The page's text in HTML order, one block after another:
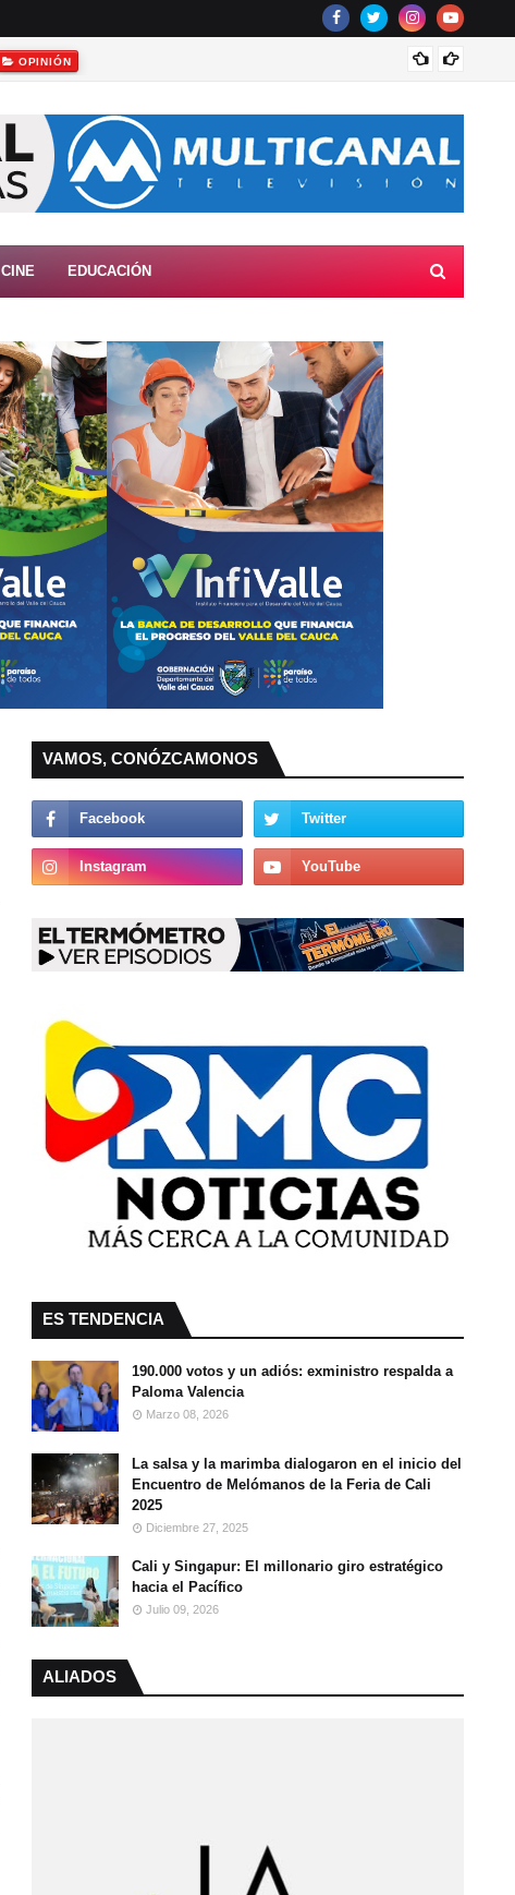
OPINIÓN
CINE EDUCACIÓN
VAMOS, CONÓZCAMONOS
ES TENDENCIA
190.000 votos y un adiós: exministro respalda a
Paloma Valencia
Marzo 08, 2026
La salsa y la marimba dialogaron en el inicio del
Encuentro de Melómanos de la Feria de Cali
2025
Diciembre 27, 2025
Cali y Singapur: El millonario giro estratégico
hacia el Pacífico
Julio 09, 2026
ALIADOS